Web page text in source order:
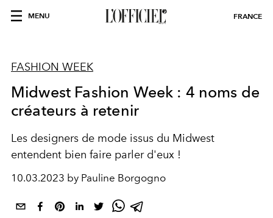
MENU FRANCE
FASHION WEEK
Midwest Fashion Week : 4 noms de
créateurs à retenir
Les designers de mode issus du Midwest
entendent bien faire parler d'eux !
10.03.2023 by Pauline Borgogno